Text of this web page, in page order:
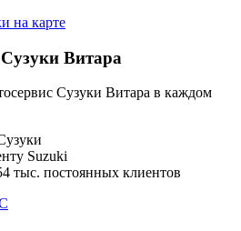
на карте
Сузуки Витара
Сузуки Витара в каждом
Suzuki
тыс. постоянных клиентов